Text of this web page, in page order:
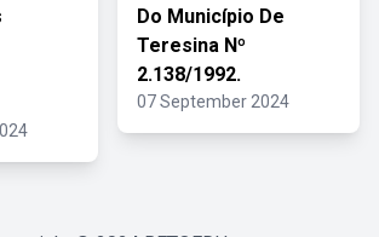
Do Município De
Teresina Nº
2.138/1992.
07 September 2024